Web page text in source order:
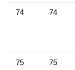
74 74
75 75